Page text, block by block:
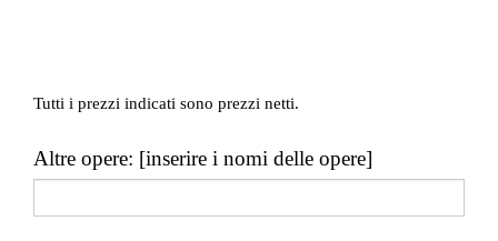
Tutti i prezzi indicati sono prezzi netti.
Altre opere: [inserire i nomi delle opere]